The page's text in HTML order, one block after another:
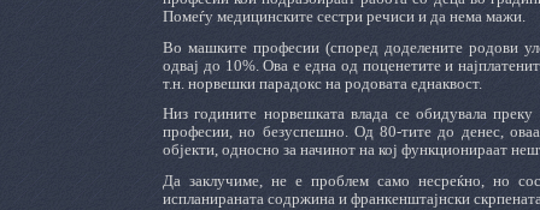
Помеѓу медицинските сестри речиси и да нема мажи.
Во машките професии (според доделените родови
одвај до 10%. Ова е една од поценетите и
т.н. норвешки парадокс на родовата еднаквост.
Низ годините норвешката влада се обидувала
професии, но безуспешно. Од 80-тите до денес,
објекти, односно за начинот на кој функционираат
Да заклучиме, не е проблем само несреќно, но
испланираната содржина и франкенштајнски